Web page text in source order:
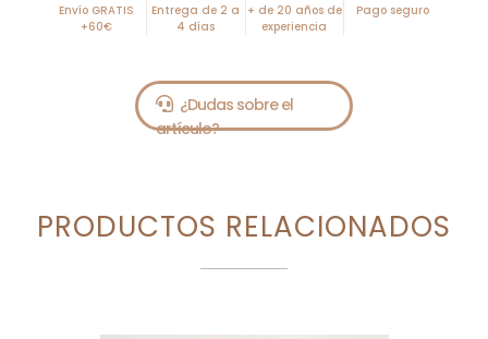
Envío GRATIS
+60€
Entrega de 2 a
4 días
+ de 20 años de
experiencia
Pago seguro
PRODUCTOS RELACIONADOS